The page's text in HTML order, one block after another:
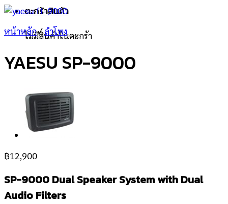
ตะกร้าสินค้า
ไม่มีสินค้าในตะกร้า
หน้าหลัก/ ลำโพง
YAESU SP-9000
฿12,900
SP-9000 Dual Speaker System with Dual
Audio Filters